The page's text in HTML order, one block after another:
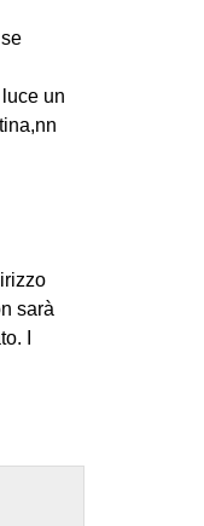
un
sarà